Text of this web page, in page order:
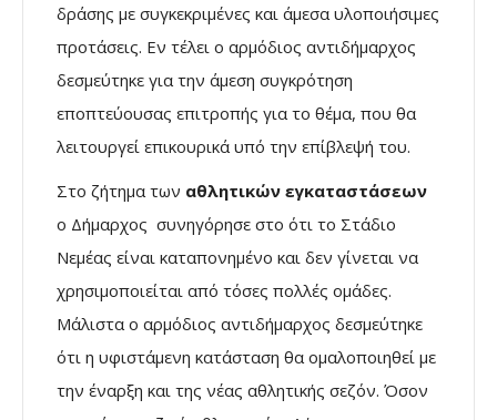
δράσης με συγκεκριμένες και άμεσα υλοποιήσιμες
προτάσεις. Εν τέλει ο αρμόδιος αντιδήμαρχος
δεσμεύτηκε για την άμεση συγκρότηση
εποπτεύουσας επιτροπής για το θέμα, που θα
λειτουργεί επικουρικά υπό την επίβλεψή του.
Στο ζήτημα των αθλητικών εγκαταστάσεων
ο Δήμαρχος συνηγόρησε στο ότι το Στάδιο
Νεμέας είναι καταπονημένο και δεν γίνεται να
χρησιμοποιείται από τόσες πολλές ομάδες.
Μάλιστα ο αρμόδιος αντιδήμαρχος δεσμεύτηκε
ότι η υφιστάμενη κατάσταση θα ομαλοποιηθεί με
την έναρξη και της νέας αθλητικής σεζόν. Όσον